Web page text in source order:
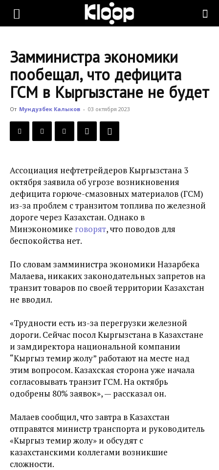
KLOOP.KG
Новости
Кыргызстана
Замминистра экономики
пообещал, что дефицита
ГСМ в Кыргызстане не будет
От Мундузбек Калыков - 03 октября 2023
Ассоциация нефтетрейдеров Кыргызстана 3
октября заявила об угрозе возникновения
дефицита горюче-смазовных материалов (ГСМ)
из-за проблем с транзитом топлива по железной
дороге через Казахстан. Однако в
Минэкономике говорят, что поводов для
беспокойства нет.
По словам замминистра экономики Назарбека
Малаева, никаких законодательных запретов на
транзит товаров по своей территории Казахстан
не вводил.
«Трудности есть из-за перегрузки железной
дороги. Сейчас посол Кыргызстана в Казахстане
и замдиректора национальной компании
“Кыргыз темир жолу” работают на месте над
этим вопросом. Казахская сторона уже начала
согласовывать транзит ГСМ. На октябрь
одобрены 80% заявок», — рассказал он.
Малаев сообщил, что завтра в Казахстан
отправятся министр транспорта и руководитель
«Кыргыз темир жолу» и обсудят с
казахстанскими коллегами возникшие
сложности.